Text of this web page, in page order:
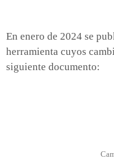
En enero de 2024 se
herramienta cuyos
siguiente documento: